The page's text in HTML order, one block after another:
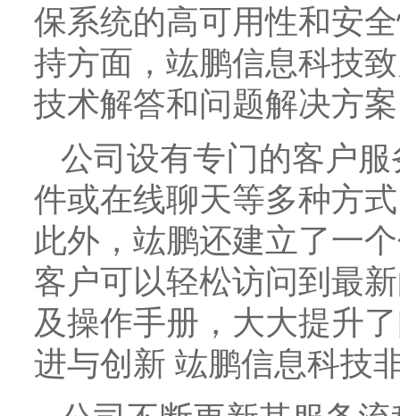
保系统的高可用性和安
持方面，竑鹏信息科技
技术解答和问题解决方案
公司设有专门的客户
件或在线聊天等多种方
此外，竑鹏还建立了一
客户可以轻松访问到最
及操作手册，大大提升
进与创新 竑鹏信息科技